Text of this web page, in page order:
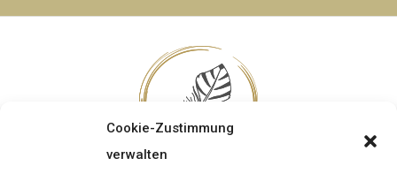
Cookie-Zustimmung
verwalten